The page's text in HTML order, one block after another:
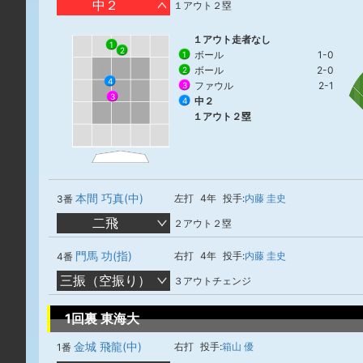
中２ １アウト２塁
1
2
3
4
１アウト走者なし
1 ボール 1-0
2 ボール 2-0
3 ファウル 2-1
4
中２
１アウト２塁
3番 本間 巧真(中) 左打 4年 投手:内藤 圭史
二飛 ２アウト２塁
4番 門馬 功(指) 右打 4年 投手:内藤 圭史
三振（空振り） ３アウトチェンジ
1回裏 東海大
1番 金城 飛龍(中) 右打 投手:箱山 優